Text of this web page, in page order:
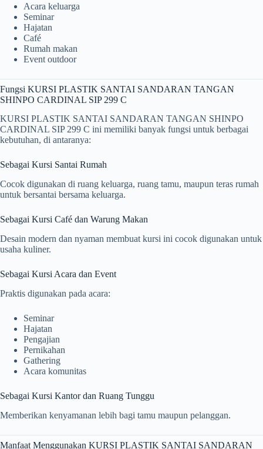
Acara keluarga
Seminar
Hajatan
Café
Rumah makan
Event outdoor
Fungsi KURSI PLASTIK SANTAI SANDARAN TANGAN
SHINPO CARDINAL SIP 299 C
KURSI PLASTIK SANTAI SANDARAN TANGAN SHINPO
CARDINAL SIP 299 C ini memiliki banyak fungsi untuk berbagai
kebutuhan, di antaranya:
Sebagai Kursi Santai Rumah
Cocok digunakan di ruang keluarga, ruang tamu, maupun teras rumah
untuk bersantai bersama keluarga.
Sebagai Kursi Café dan Warung Makan
Desain modern dan nyaman membuat kursi ini cocok digunakan untuk
usaha kuliner.
Sebagai Kursi Acara dan Event
Praktis digunakan pada acara:
Seminar
Hajatan
Pengajian
Pernikahan
Gathering
Acara komunitas
Sebagai Kursi Kantor dan Ruang Tunggu
Memberikan kenyamanan lebih bagi tamu maupun pelanggan.
Manfaat Menggunakan KURSI PLASTIK SANTAI SANDARAN